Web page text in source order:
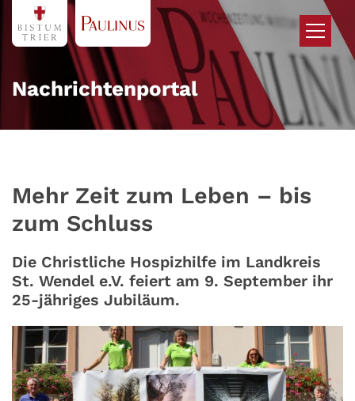
Zum Inhalt springen
Nachrichtenportal
Mehr Zeit zum Leben – bis
zum Schluss
Die Christliche Hospizhilfe im Landkreis
St. Wendel e.V. feiert am 9. September ihr
25-jähriges Jubiläum.